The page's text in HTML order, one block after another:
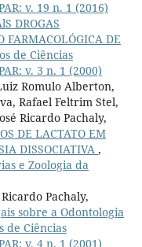
v. 19 n. 1 (2016)
DROGAS
FARMACOLÓGICA DE
de Ciências
v. 3 n. 1 (2000)
Romulo Alberton,
Rafael Feltrim Stel,
Ricardo Pachaly,
DE LACTATO EM
DISSOCIATIVA ,
e Zoologia da
Pachaly,
sobre a Odontologia
de Ciências
v. 4 n. 1 (2001)